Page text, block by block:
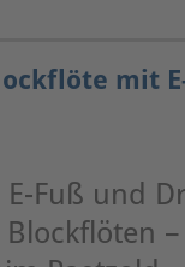
mit
Fuß und